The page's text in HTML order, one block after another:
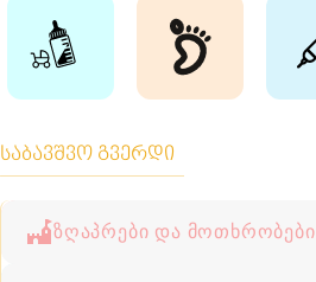
საბავშვო გვერდი
ზღაპრები და მოთხრობები